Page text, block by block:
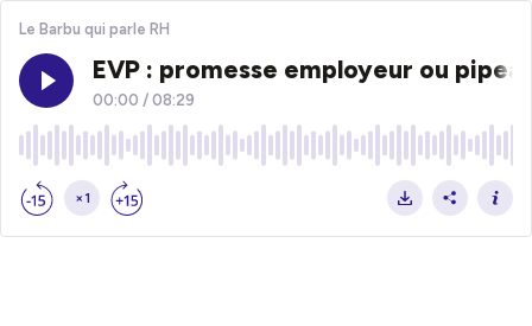
Le Barbu qui parle RH
EVP : promesse employeur ou
00:00 / 08:29
×1